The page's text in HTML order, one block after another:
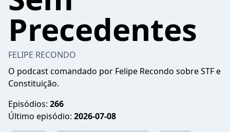
Precedentes
FELIPE RECONDO
O podcast comandado por Felipe Recondo sobre STF e
Constituição.
Episódios: 266
Último episódio: 2026-07-08